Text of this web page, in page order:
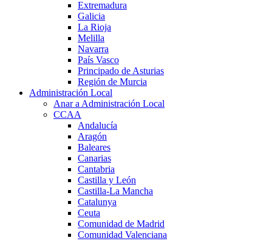
Extremadura
Galicia
La Rioja
Melilla
Navarra
País Vasco
Principado de Asturias
Región de Murcia
Administración Local
Anar a Administración Local
CCAA
Andalucía
Aragón
Baleares
Canarias
Cantabria
Castilla y León
Castilla-La Mancha
Catalunya
Ceuta
Comunidad de Madrid
Comunidad Valenciana